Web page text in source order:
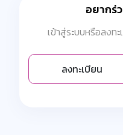
อยากร่
เข้าสู่ระบบหรือลงท
ลงทะเบียน